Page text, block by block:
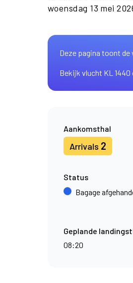
woensdag 13 mei
Deze pagina toont
Bekijk vlucht KL 1440
Aankomsthal
Arrivals 2
Status
Bagage
Geplande
08:20